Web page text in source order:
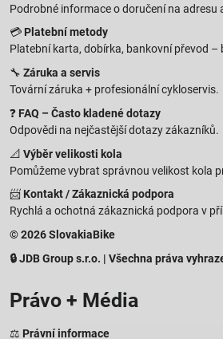
Podrobné informace o doručení na adresu
💳 Platební metody
Platební karta, dobírka, bankovní převod –
🔧 Záruka a servis
Tovární záruka + profesionální cykloservis.
❓ FAQ – Často kladené dotazy
Odpovědi na nejčastější dotazy zákazníků.
📐 Výběr velikosti kola
Pomůžeme vybrat správnou velikost kola
📨 Kontakt / Zákaznická podpora
Rychlá a ochotná zákaznická podpora v
© 2026 SlovakiaBike
🔒 JDB Group s.r.o. | Všechna práva
Právo + Média
⚖️ Právní informace